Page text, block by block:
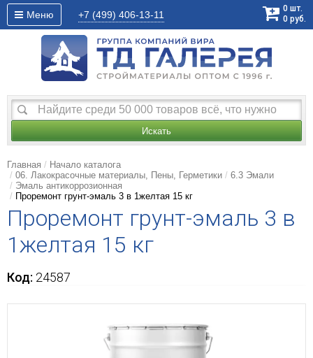
Меню +7 (499) 406-13-11
0 шт.
0 руб.
Искать
Главная
Начало каталога
06. Лакокрасочные материалы, Пены, Герметики
6.3 Эмали
Эмаль антикоррозионная
Проремонт грунт-эмаль 3 в 1желтая 15 кг
Проремонт грунт-эмаль 3 в
1желтая 15 кг
Код: 24587